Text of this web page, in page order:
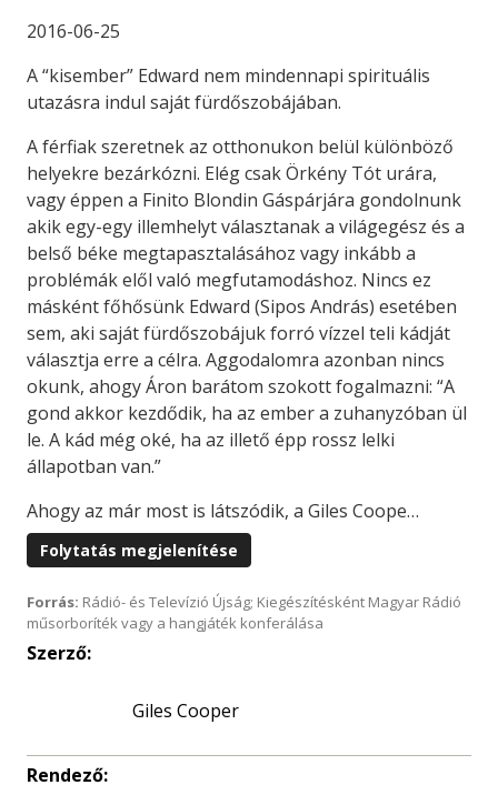
2016-06-25
A “kisember” Edward nem mindennapi spirituális
utazásra indul saját fürdőszobájában.
A férfiak szeretnek az otthonukon belül különböző
helyekre bezárkózni. Elég csak Örkény Tót urára,
vagy éppen a Finito Blondin Gáspárjára gondolnunk
akik egy-egy illemhelyt választanak a világegész és a
belső béke megtapasztalásához vagy inkább a
problémák elől való megfutamodáshoz. Nincs ez
másként főhősünk Edward (Sipos András) esetében
sem, aki saját fürdőszobájuk forró vízzel teli kádját
választja erre a célra. Aggodalomra azonban nincs
okunk, ahogy Áron barátom szokott fogalmazni: “A
gond akkor kezdődik, ha az ember a zuhanyzóban ül
le. A kád még oké, ha az illető épp rossz lelki
állapotban van.”
Ahogy az már most is látszódik, a Giles Coope…
Folytatás megjelenítése
Forrás: Rádió- és Televízió Újság; Kiegészítésként Magyar Rádió
műsorboríték vagy a hangjáték konferálása
Szerző:
Giles Cooper
Rendező: